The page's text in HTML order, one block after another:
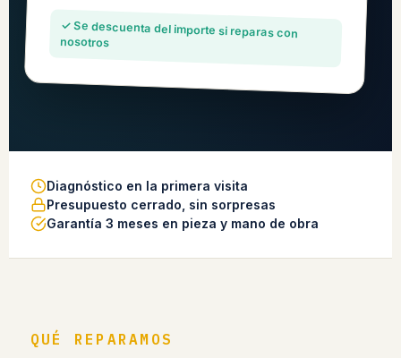
✓ Se descuenta del importe si reparas con
nosotros
Diagnóstico en la primera visita
Presupuesto cerrado, sin sorpresas
Garantía 3 meses en pieza y mano de obra
QUÉ REPARAMOS